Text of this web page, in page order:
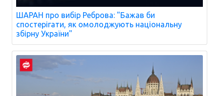
ШАРАН про вибір Реброва: "Бажав би
спостерігати, як омолоджують національну
збірну України"